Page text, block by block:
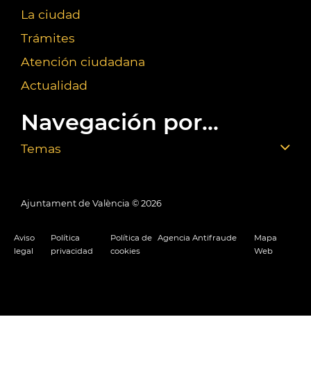
La ciudad
Trámites
Atención ciudadana
Actualidad
Navegación por...
Temas
Ajuntament de València © 2026
Aviso
legal
Política
privacidad
Política de
cookies
Agencia Antifraude
Mapa
Web